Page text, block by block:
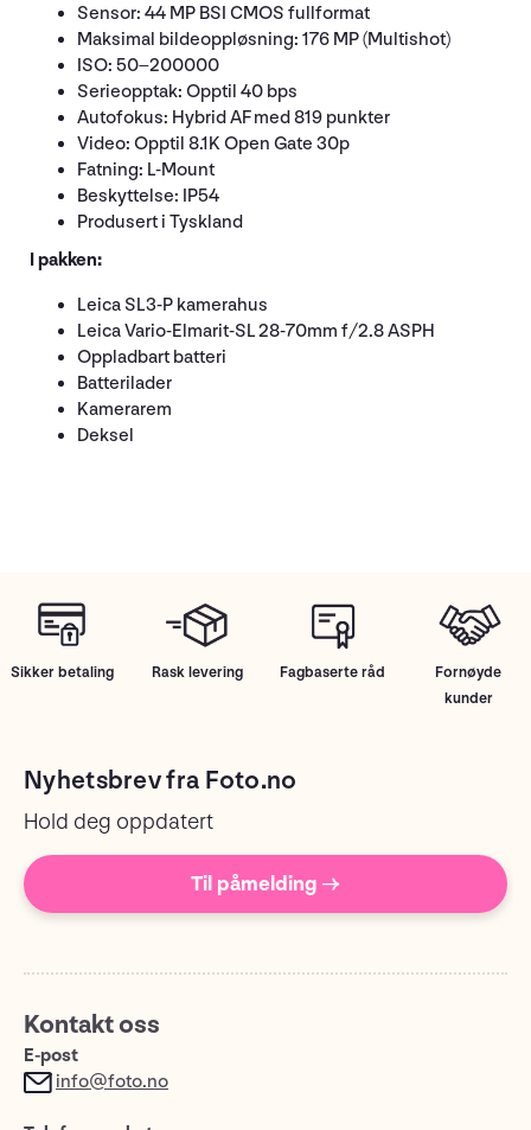
Sensor: 44 MP BSI CMOS fullformat
Maksimal bildeoppløsning: 176 MP (Multishot)
ISO: 50–200000
Serieopptak: Opptil 40 bps
Autofokus: Hybrid AF med 819 punkter
Video: Opptil 8.1K Open Gate 30p
Fatning: L-Mount
Beskyttelse: IP54
Produsert i Tyskland
I pakken:
Leica SL3-P kamerahus
Leica Vario-Elmarit-SL 28-70mm f/2.8 ASPH
Oppladbart batteri
Batterilader
Kamerarem
Deksel
Sikker betaling Rask levering Fagbaserte råd
Fornøyde
kunder
Nyhetsbrev fra Foto.no
Hold deg oppdatert
Til påmelding →
Kontakt oss
E-post
info@foto.no